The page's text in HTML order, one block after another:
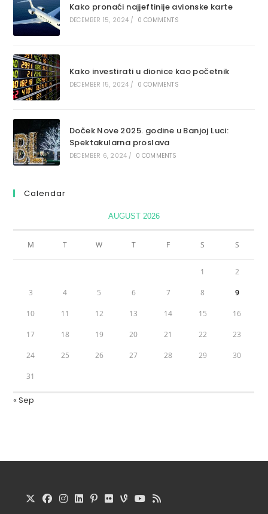
Kako pronaći najjeftinije avionske karte
DECEMBER 15, 2024 / 0 COMMENTS
Kako investirati u dionice kao početnik
DECEMBER 15, 2024 / 0 COMMENTS
Doček Nove 2025. godine u Banjoj Luci:
Spektakularna proslava
DECEMBER 6, 2024 / 0 COMMENTS
Calendar
AUGUST 2026
M T W T F S S
1 2
3 4 5 6 7 8 9
10 11 12 13 14 15 16
17 18 19 20 21 22 23
24 25 26 27 28 29 30
31
« Sep